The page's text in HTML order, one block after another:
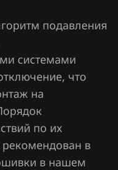
подавления
системами
что
на
по их
в
в нашем